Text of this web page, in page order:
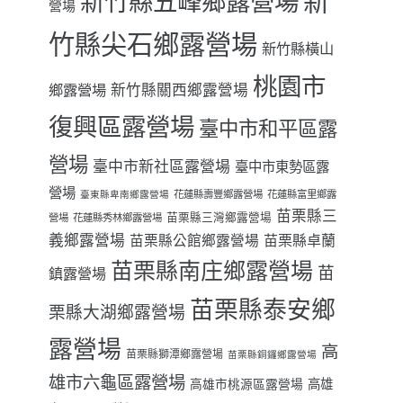
營場
竹縣尖石鄉露營場 新竹縣橫山
鄉露營場 新竹縣關西鄉露營場 桃園市
復興區露營場 臺中市和平區露
營場 臺中市新社區露營場 臺中市東勢區露
營場 臺東縣卑南鄉露營場 花蓮縣壽豐鄉露營場 花蓮縣富里鄉露
營場 花蓮縣秀林鄉露營場 苗栗縣三灣鄉露營場 苗栗縣三
義鄉露營場 苗栗縣公館鄉露營場 苗栗縣卓蘭
鎮露營場 苗栗縣南庄鄉露營場 苗
栗縣大湖鄉露營場 苗栗縣泰安鄉
露營場 苗栗縣獅潭鄉露營場 苗栗縣銅鑼鄉露營場 高
雄市六龜區露營場 高雄市桃源區露營場 高雄